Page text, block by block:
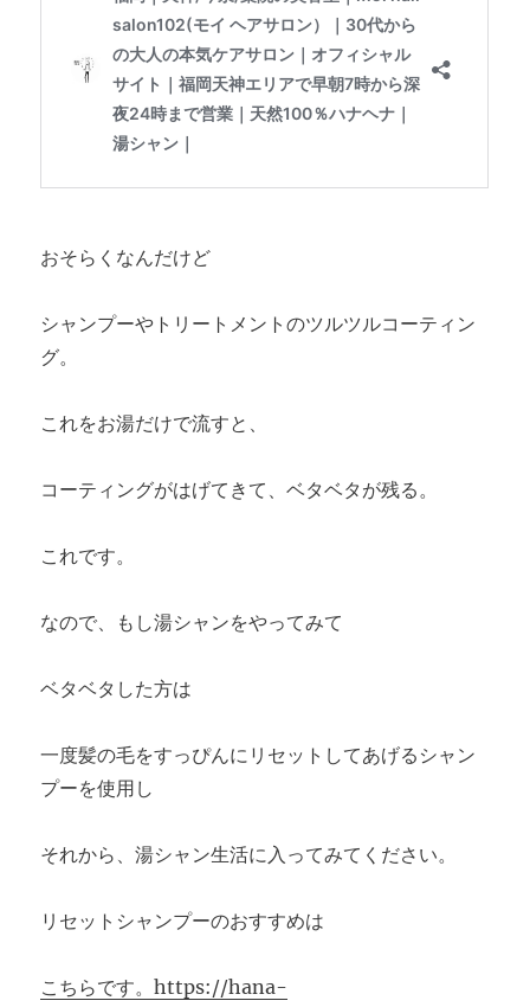
おそらくなんだけど
シャンプーやトリートメントのツルツルコーティン
グ。
これをお湯だけで流すと、
コーティングがはげてきて、ベタベタが残る。
これです。
なので、もし湯シャンをやってみて
ベタベタした方は
一度髪の毛をすっぴんにリセットしてあげるシャン
プーを使用し
それから、湯シャン生活に入ってみてください。
リセットシャンプーのおすすめは
こちらです。https://hana-